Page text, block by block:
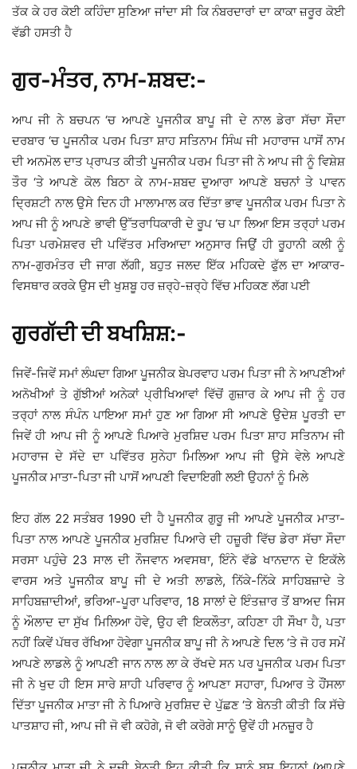
ਤੱਕ ਕੇ ਹਰ ਕੋਈ ਕਹਿੰਦਾ ਸੁਣਿਆ ਜਾਂਦਾ ਸੀ ਕਿ ਨੰਬਰਦਾਰਾਂ ਦਾ ਕਾਕਾ ਜ਼ਰੂਰ ਕੋਈ
ਵੱਡੀ ਹਸਤੀ ਹੈ
ਗੁਰ-ਮੰਤਰ, ਨਾਮ-ਸ਼ਬਦ:-
ਆਪ ਜੀ ਨੇ ਬਚਪਨ ‘ਚ ਆਪਣੇ ਪੂਜਨੀਕ ਬਾਪੂ ਜੀ ਦੇ ਨਾਲ ਡੇਰਾ ਸੱਚਾ ਸੌਦਾ
ਦਰਬਾਰ ‘ਚ ਪੂਜਨੀਕ ਪਰਮ ਪਿਤਾ ਸ਼ਾਹ ਸਤਿਨਾਮ ਸਿੰਘ ਜੀ ਮਹਾਰਾਜ ਪਾਸੋਂ ਨਾਮ
ਦੀ ਅਨਮੋਲ ਦਾਤ ਪ੍ਰਾਪਤ ਕੀਤੀ ਪੂਜਨੀਕ ਪਰਮ ਪਿਤਾ ਜੀ ਨੇ ਆਪ ਜੀ ਨੂੰ ਵਿਸ਼ੇਸ਼
ਤੌਰ ‘ਤੇ ਆਪਣੇ ਕੋਲ ਬਿਠਾ ਕੇ ਨਾਮ-ਸ਼ਬਦ ਦੁਆਰਾ ਆਪਣੇ ਬਚਨਾਂ ਤੇ ਪਾਵਨ
ਦ੍ਰਿਸ਼ਟੀ ਨਾਲ ਉਸੇ ਦਿਨ ਹੀ ਮਾਲਾਮਾਲ ਕਰ ਦਿੱਤਾ ਭਾਵ ਪੂਜਨੀਕ ਪਰਮ ਪਿਤਾ ਨੇ
ਆਪ ਜੀ ਨੂੰ ਆਪਣੇ ਭਾਵੀ ਉੱਤਰਾਧਿਕਾਰੀ ਦੇ ਰੂਪ ‘ਚ ਪਾ ਲਿਆ ਇਸ ਤਰ੍ਹਾਂ ਪਰਮ
ਪਿਤਾ ਪਰਮੇਸ਼ਵਰ ਦੀ ਪਵਿੱਤਰ ਮਰਿਆਦਾ ਅਨੁਸਾਰ ਜਿਉਂ ਹੀ ਰੂਹਾਨੀ ਕਲੀ ਨੂੰ
ਨਾਮ-ਗੁਰਮੰਤਰ ਦੀ ਜਾਗ ਲੱਗੀ, ਬਹੁਤ ਜਲਦ ਇੱਕ ਮਹਿਕਦੇ ਫੁੱਲ ਦਾ ਆਕਾਰ-
ਵਿਸਥਾਰ ਕਰਕੇ ਉਸ ਦੀ ਖੁਸ਼ਬੂ ਹਰ ਜ਼ਰ੍ਹੇ-ਜ਼ਰ੍ਹੇ ਵਿੱਚ ਮਹਿਕਣ ਲੱਗ ਪਈ
ਗੁਰਗੱਦੀ ਦੀ ਬਖਸ਼ਿਸ਼:-
ਜਿਵੇਂ-ਜਿਵੇਂ ਸਮਾਂ ਲੰਘਦਾ ਗਿਆ ਪੂਜਨੀਕ ਬੇਪਰਵਾਹ ਪਰਮ ਪਿਤਾ ਜੀ ਨੇ ਆਪਣੀਆਂ
ਅਨੋਖੀਆਂ ਤੇ ਗੁੱਝੀਆਂ ਅਨੇਕਾਂ ਪ੍ਰੀਖਿਆਵਾਂ ਵਿੱਚੋਂ ਗੁਜ਼ਾਰ ਕੇ ਆਪ ਜੀ ਨੂੰ ਹਰ
ਤਰ੍ਹਾਂ ਨਾਲ ਸੰਪੰਨ ਪਾਇਆ ਸਮਾਂ ਹੁਣ ਆ ਗਿਆ ਸੀ ਆਪਣੇ ਉਦੇਸ਼ ਪੂਰਤੀ ਦਾ
ਜਿਵੇਂ ਹੀ ਆਪ ਜੀ ਨੂੰ ਆਪਣੇ ਪਿਆਰੇ ਮੁਰਸ਼ਿਦ ਪਰਮ ਪਿਤਾ ਸ਼ਾਹ ਸਤਿਨਾਮ ਜੀ
ਮਹਾਰਾਜ ਦੇ ਸੱਦੇ ਦਾ ਪਵਿੱਤਰ ਸੁਨੇਹਾ ਮਿਲਿਆ ਆਪ ਜੀ ਉਸੇ ਵੇਲੇ ਆਪਣੇ
ਪੂਜਨੀਕ ਮਾਤਾ-ਪਿਤਾ ਜੀ ਪਾਸੋਂ ਆਪਣੀ ਵਿਦਾਇਗੀ ਲਈ ਉਹਨਾਂ ਨੂੰ ਮਿਲੇ
ਇਹ ਗੱਲ 22 ਸਤੰਬਰ 1990 ਦੀ ਹੈ ਪੂਜਨੀਕ ਗੁਰੂ ਜੀ ਆਪਣੇ ਪੂਜਨੀਕ ਮਾਤਾ-
ਪਿਤਾ ਨਾਲ ਆਪਣੇ ਪੂਜਨੀਕ ਮੁਰਸ਼ਿਦ ਪਿਆਰੇ ਦੀ ਹਜ਼ੂਰੀ ਵਿੱਚ ਡੇਰਾ ਸੱਚਾ ਸੌਦਾ
ਸਰਸਾ ਪਹੁੰਚੇ 23 ਸਾਲ ਦੀ ਨੌਜਵਾਨ ਅਵਸਥਾ, ਇੰਨੇ ਵੱਡੇ ਖਾਨਦਾਨ ਦੇ ਇਕੱਲੇ
ਵਾਰਸ ਅਤੇ ਪੂਜਨੀਕ ਬਾਪੂ ਜੀ ਦੇ ਅਤੀ ਲਾਡਲੇ, ਨਿੱਕੇ-ਨਿੱਕੇ ਸਾਹਿਬਜ਼ਾਦੇ ਤੇ
ਸਾਹਿਬਜ਼ਾਦੀਆਂ, ਭਰਿਆ-ਪੂਰਾ ਪਰਿਵਾਰ, 18 ਸਾਲਾਂ ਦੇ ਇੰਤਜ਼ਾਰ ਤੋਂ ਬਾਅਦ ਜਿਸ
ਨੂੰ ਔਲਾਦ ਦਾ ਸੁੱਖ ਮਿਲਿਆ ਹੋਵੇ, ਉਹ ਵੀ ਇਕਲੌਤਾ, ਕਹਿਣਾ ਹੀ ਸੌਖਾ ਹੈ, ਪਤਾ
ਨਹੀਂ ਕਿਵੇਂ ਪੱਥਰ ਰੱਖਿਆ ਹੋਵੇਗਾ ਪੂਜਨੀਕ ਬਾਪੂ ਜੀ ਨੇ ਆਪਣੇ ਦਿਲ ‘ਤੇ ਜੋ ਹਰ ਸਮੇਂ
ਆਪਣੇ ਲਾਡਲੇ ਨੂੰ ਆਪਣੀ ਜਾਨ ਨਾਲ ਲਾ ਕੇ ਰੱਖਦੇ ਸਨ ਪਰ ਪੂਜਨੀਕ ਪਰਮ ਪਿਤਾ
ਜੀ ਨੇ ਖੁਦ ਹੀ ਇਸ ਸਾਰੇ ਸ਼ਾਹੀ ਪਰਿਵਾਰ ਨੂੰ ਆਪਣਾ ਸਹਾਰਾ, ਪਿਆਰ ਤੇ ਹੌਂਸਲਾ
ਦਿੱਤਾ ਪੂਜਨੀਕ ਮਾਤਾ ਜੀ ਨੇ ਪਿਆਰੇ ਮੁਰਸ਼ਿਦ ਦੇ ਪੁੱਛਣ ‘ਤੇ ਬੇਨਤੀ ਕੀਤੀ ਕਿ ਸੱਚੇ
ਪਾਤਸ਼ਾਹ ਜੀ, ਆਪ ਜੀ ਜੋ ਵੀ ਕਹੋਗੇ, ਜੋ ਵੀ ਕਰੋਗੇ ਸਾਨੂੰ ਉਵੇਂ ਹੀ ਮਨਜ਼ੂਰ ਹੈ